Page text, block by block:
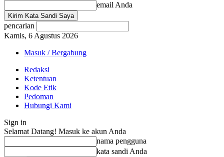
email Anda
pencarian
Kamis, 6 Agustus 2026
Masuk / Bergabung
Redaksi
Ketentuan
Kode Etik
Pedoman
Hubungi Kami
Sign in
Selamat Datang! Masuk ke akun Anda
nama pengguna
kata sandi Anda